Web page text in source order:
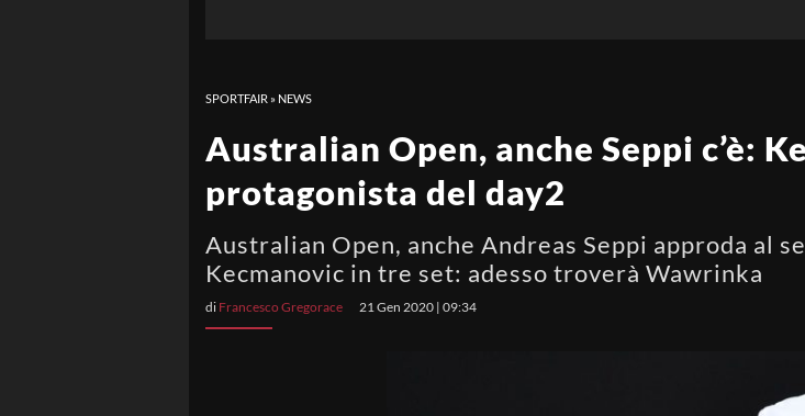
SPORTFAIR » NEWS
Australian Open, anche Seppi c’è:
protagonista del day2
Australian Open, anche Andreas Seppi approda al
Kecmanovic in tre set: adesso troverà Wawrinka
di Francesco Gregorace 21 Gen 2020 | 09:34